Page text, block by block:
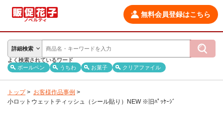
無料会員登録はこちら
詳細検索
よく検索されているワード
ボールペン
うちわ お菓子 クリアファイル
トップ> お客様作品事例 >
小ロットウェットティッシュ（シール貼り）NEW ※旧ﾊﾟｯｹｰｼﾞ